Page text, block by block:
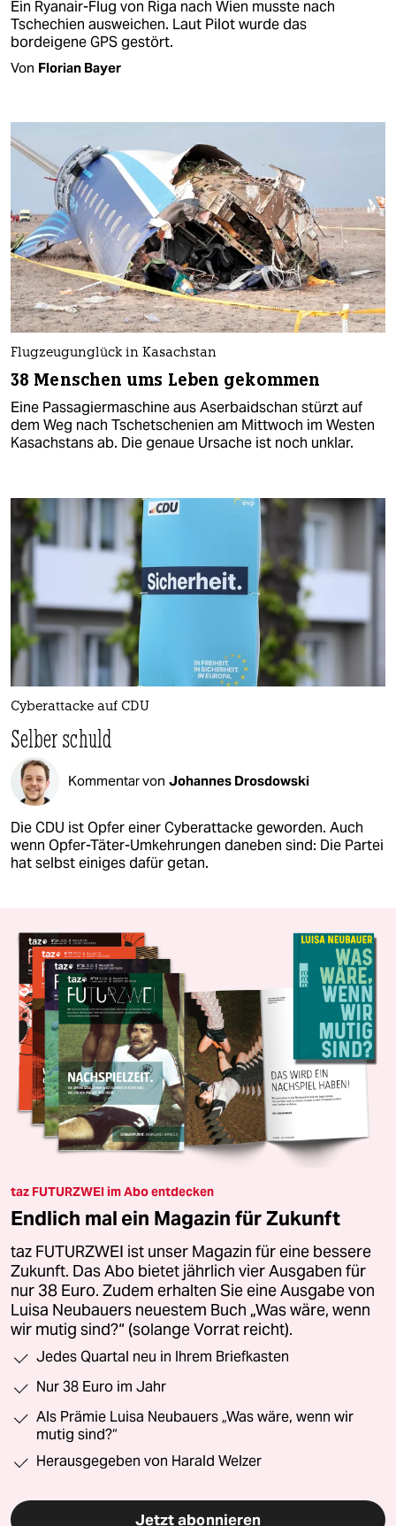
Ein Ryanair-Flug von Riga nach Wien musste nach
Tschechien ausweichen. Laut Pilot wurde das
bordeigene GPS gestört.
Von Florian Bayer
Flugzeugunglück in Kasachstan
38 Menschen ums Leben gekommen
Eine Passagiermaschine aus Aserbaidschan stürzt auf
dem Weg nach Tschetschenien am Mittwoch im Westen
Kasachstans ab. Die genaue Ursache ist noch unklar.
Cyberattacke auf CDU
Selber schuld
Kommentar von Johannes Drosdowski
Die CDU ist Opfer einer Cyberattacke geworden. Auch
wenn Opfer-Täter-Umkehrungen daneben sind: Die Partei
hat selbst einiges dafür getan.
taz FUTURZWEI im Abo entdecken
Endlich mal ein Magazin für Zukunft
taz FUTURZWEI ist unser Magazin für eine bessere
Zukunft. Das Abo bietet jährlich vier Ausgaben für
nur 38 Euro. Zudem erhalten Sie eine Ausgabe von
Luisa Neubauers neuestem Buch „Was wäre, wenn
wir mutig sind?“ (solange Vorrat reicht).
Jedes Quartal neu in Ihrem Briefkasten
Nur 38 Euro im Jahr
Als Prämie Luisa Neubauers „Was wäre, wenn wir
mutig sind?“
Herausgegeben von Harald Welzer
Jetzt abonnieren